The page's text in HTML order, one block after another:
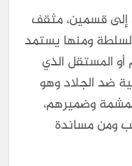
قسمين، مثقف
ومنها يستمد
أو المستقل الذي
ضد الجلاد وهو
وضميرهم،
ومن مساندة